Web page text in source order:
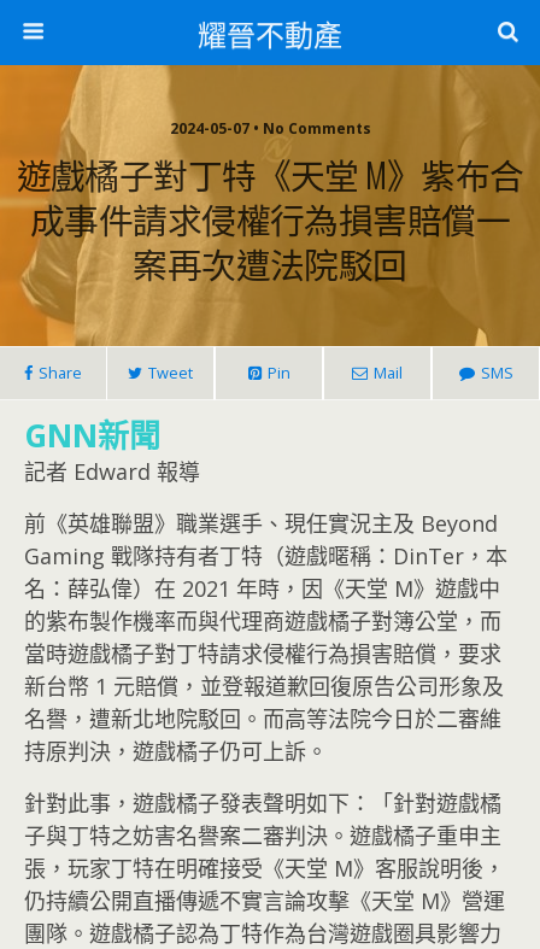
耀晉不動產
2024-05-07 • No Comments
遊戲橘子對丁特《天堂 M》紫布合
成事件請求侵權行為損害賠償一
案再次遭法院駁回
Share Tweet Pin Mail SMS
GNN新聞
記者 Edward 報導
前《英雄聯盟》職業選手、現任實況主及 Beyond
Gaming 戰隊持有者丁特（遊戲暱稱：DinTer，本
名：薛弘偉）在 2021 年時，因《天堂 M》遊戲中
的紫布製作機率而與代理商遊戲橘子對簿公堂，而
當時遊戲橘子對丁特請求侵權行為損害賠償，要求
新台幣 1 元賠償，並登報道歉回復原告公司形象及
名譽，遭新北地院駁回。而高等法院今日於二審維
持原判決，遊戲橘子仍可上訴。
針對此事，遊戲橘子發表聲明如下：「針對遊戲橘
子與丁特之妨害名譽案二審判決。遊戲橘子重申主
張，玩家丁特在明確接受《天堂 M》客服說明後，
仍持續公開直播傳遞不實言論攻擊《天堂 M》營運
團隊。遊戲橘子認為丁特作為台灣遊戲圈具影響力